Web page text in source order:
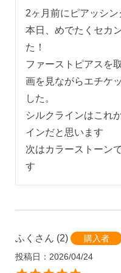
2ヶ月前にピアッシン
本日、めでたくセカ
た！
ファーストピアスを
画を見ながらエチケ
した。
シルクラインはこれ
インだと思います
次はカラーストーン
ふく 2 購入者
投稿日
2026/04/24